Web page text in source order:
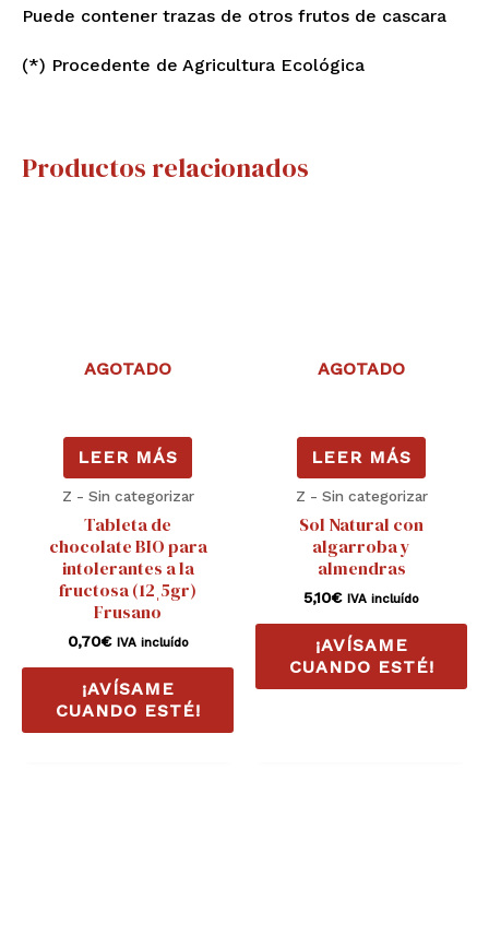
Puede contener trazas de otros frutos de cascara
(*) Procedente de Agricultura Ecológica
Productos relacionados
AGOTADO
LEER MÁS
Z - Sin categorizar
Tableta de
chocolate BIO para
intolerantes a la
fructosa (12ˌ5gr)
Frusano
0,70€ IVA incluído
¡AVÍSAME
CUANDO ESTÉ!
AGOTADO
LEER MÁS
Z - Sin categorizar
Sol Natural con
algarroba y
almendras
5,10€ IVA incluído
¡AVÍSAME
CUANDO ESTÉ!